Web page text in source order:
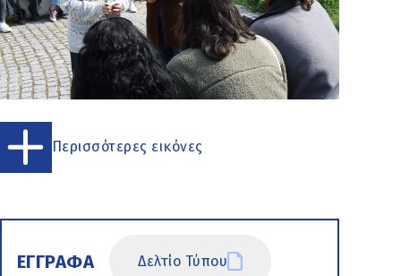
Περισσότερες εικόνες
ΕΓΓΡΑΦΑ Δελτίο Τύπου